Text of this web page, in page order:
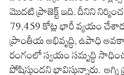
మొదటి ప్రాజెక్ట్ ఇది. దీనిని
79,459 కోట్ల భారీ వ్యయం
ప్రాంతీయ అభివృద్ధి, ఉపాధి
రంగంలో స్వయం సమృద్ధి
పోషిస్తుందని భావిస్తున్నారు.